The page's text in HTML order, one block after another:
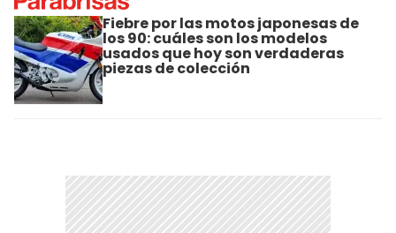
Fiebre por las motos japonesas de
los 90: cuáles son los modelos
usados que hoy son verdaderas
piezas de colección